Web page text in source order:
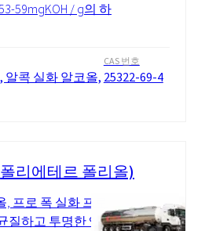
59mgKOH / g의 하
알콕 실화 알코올,
CAS 번호
25322-69-4
리에테르 폴리올)
, 프로 폭 실화 프로
질하고 투명한 액